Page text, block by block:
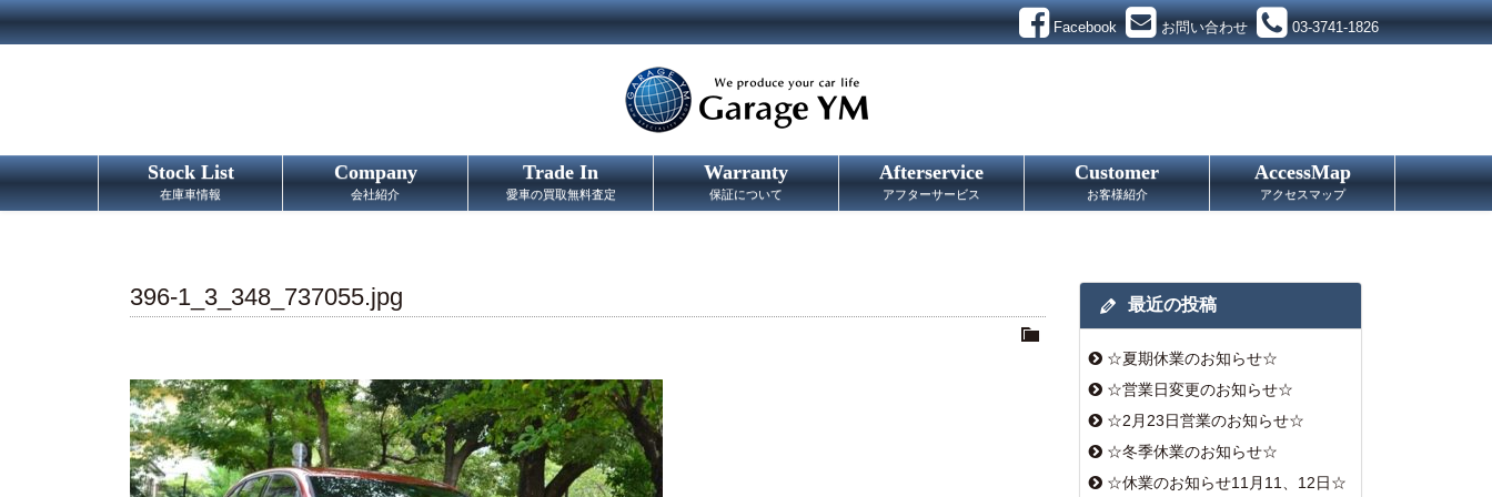
Facebook お問い合わせ 03-3741-1826
Stock List
在庫車情報
Company
会社紹介
Trade In
愛車の買取無料査定
Warranty
保証について
Afterservice
アフターサービス
Customer
お客様紹介
AccessMap
アクセスマップ
396-1_3_348_737055.jpg 最近の投稿
☆夏期休業のお知らせ☆
☆営業日変更のお知らせ☆
☆2月23日営業のお知らせ☆
☆冬季休業のお知らせ☆
☆休業のお知らせ11月11、12日☆